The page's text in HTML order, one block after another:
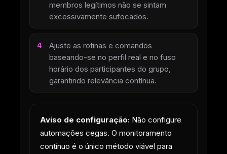
membros legítimos não se sintam
excessivamente sufocados.
Ajuste as rotinas e comandos
baseando-se no perfil real e no fuso
horário dos participantes do grupo,
garantindo relevância contínua.
Aviso de configuração:Não configure
automações cegas. O monitoramento
contínuo é o único método viável para